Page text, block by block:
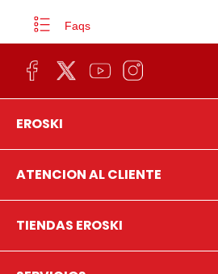
Faqs
EROSKI
ATENCION AL CLIENTE
TIENDAS EROSKI